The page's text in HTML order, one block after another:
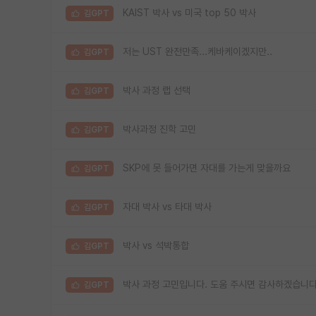
김GPT KAIST 박사 vs 미국 top 50 박사
김GPT 저는 UST 완전만족...케바케이겠지만..
김GPT 박사 과정 랩 선택
김GPT 박사과정 진학 고민
김GPT SKP에 못 들어가면 자대를 가는게 맞을까요
김GPT 자대 박사 vs 타대 박사
김GPT 박사 vs 석박통합
김GPT 박사 과정 고민입니다. 도움 주시면 감사하겠습니다.